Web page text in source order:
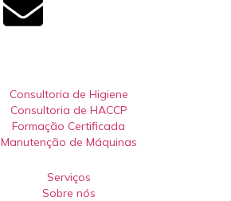
Consultoria de Higiene
Consultoria de HACCP
Formação Certificada
Manutenção de Máquinas
Serviços
Sobre nós